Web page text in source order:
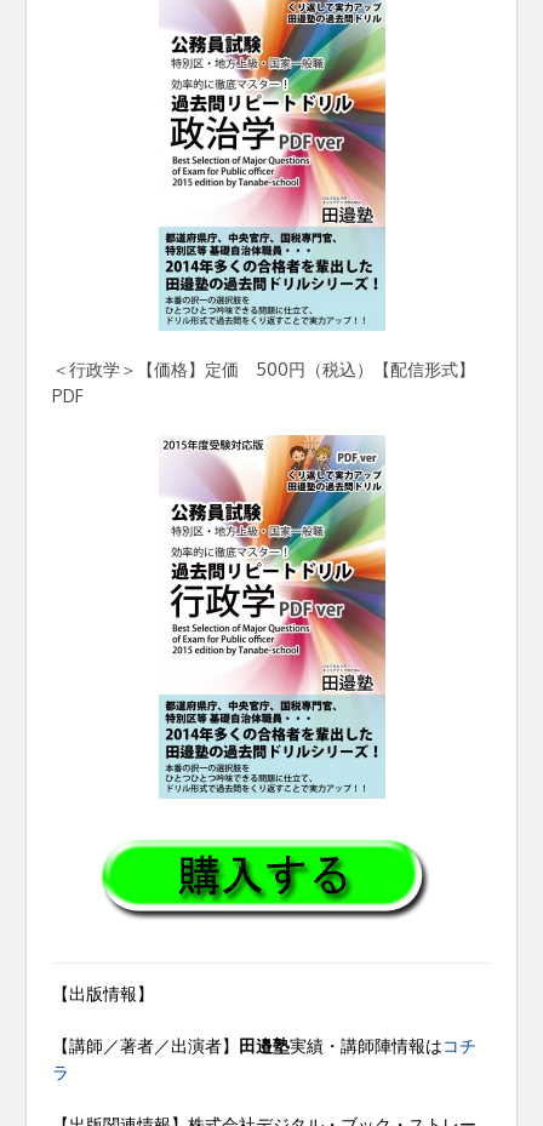
＜行政学＞【価格】定価 500円（税込）【配信形式】
PDF
【出版情報】
【講師／著者／出演者】 田邉塾実績・講師陣情報はコチ
ラ